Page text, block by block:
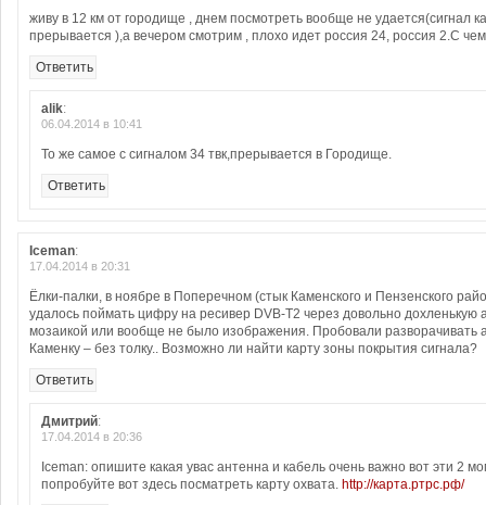
живу в 12 км от городище , днем посмотреть вообще не удается(сигнал
прерывается ),а вечером смотрим , плохо идет россия 24, россия 2.С
Ответить
alik:
06.04.2014 в 10:41
То же самое с сигналом 34 твк,прерывается в Городище.
Ответить
Iceman:
17.04.2014 в 20:31
Ёлки-палки, в ноябре в Поперечном (стык Каменского и Пензенского
удалось поймать цифру на ресивер DVB-T2 через довольно дохленькую
мозаикой или вообще не было изображения. Пробовали разворачивать
Каменку – без толку.. Возможно ли найти карту зоны покрытия сигнала?
Ответить
Дмитрий:
17.04.2014 в 20:36
Iceman: опишите какая увас антенна и кабель очень важно вот эти 2
попробуйте вот здесь посматреть карту охвата. http://карта.ртрс.рф/